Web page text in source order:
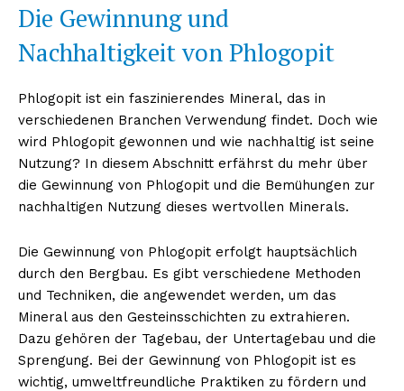
Die Gewinnung und
Nachhaltigkeit von Phlogopit
Phlogopit ist ein faszinierendes Mineral, das in
verschiedenen Branchen Verwendung findet. Doch wie
wird Phlogopit gewonnen und wie nachhaltig ist seine
Nutzung? In diesem Abschnitt erfährst du mehr über
die Gewinnung von Phlogopit und die Bemühungen zur
nachhaltigen Nutzung dieses wertvollen Minerals.
Die Gewinnung von Phlogopit erfolgt hauptsächlich
durch den Bergbau. Es gibt verschiedene Methoden
und Techniken, die angewendet werden, um das
Mineral aus den Gesteinsschichten zu extrahieren.
Dazu gehören der Tagebau, der Untertagebau und die
Sprengung. Bei der Gewinnung von Phlogopit ist es
wichtig, umweltfreundliche Praktiken zu fördern und